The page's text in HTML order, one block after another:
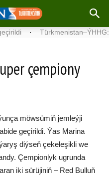
· Türkmenistan–ÝHHG:
çempiony
möwsümiň jemleýji
geçirildi. Ýas Marina
diýseň çekeleşikli we
Çempionlyk ugrunda
iki sürüjiniň – Red Bulluň